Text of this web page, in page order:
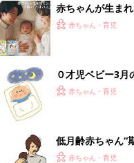
赤ちゃんが生ま
ひよ」
赤ちゃん・育児
０才児ベビー3月
ントを月齢別に解
赤ちゃん・育児
低月齢赤ちゃん“
しぐさは、なぜ
赤ちゃん・育児